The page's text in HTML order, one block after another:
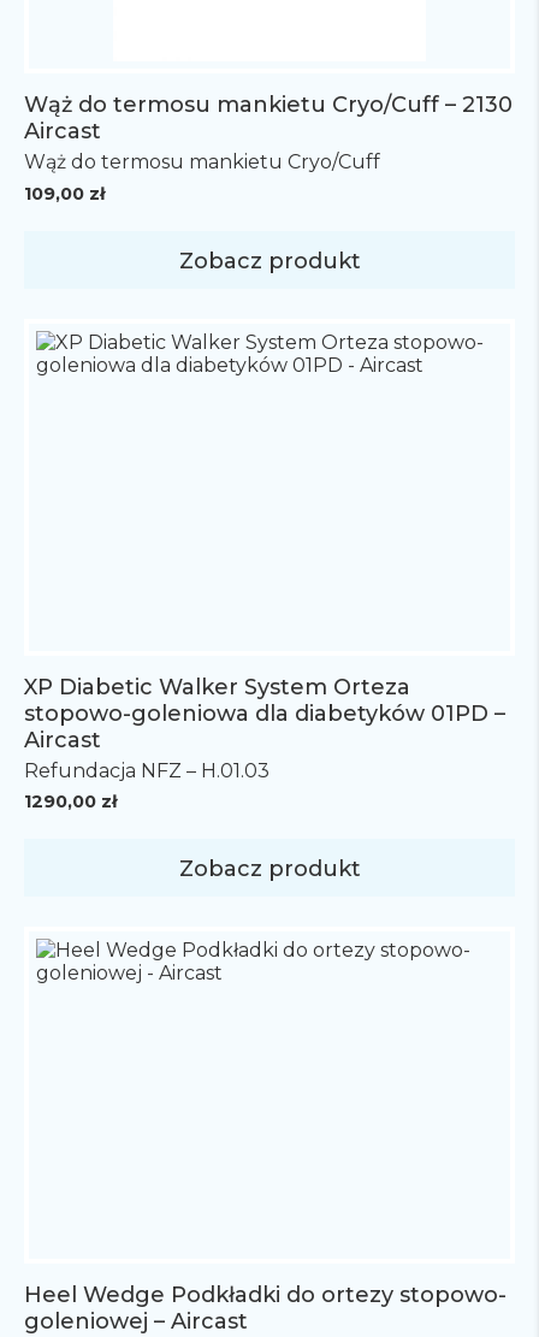
Wąż do termosu mankietu Cryo/Cuff – 2130
Aircast
109,00 zł
Wąż do termosu mankietu Cryo/Cuff
Zobacz produkt
XP Diabetic Walker System Orteza
stopowo-goleniowa dla diabetyków 01PD –
Aircast
1290,00 zł
Refundacja NFZ – H.01.03
Zobacz produkt
Heel Wedge Podkładki do ortezy stopowo-
goleniowej – Aircast